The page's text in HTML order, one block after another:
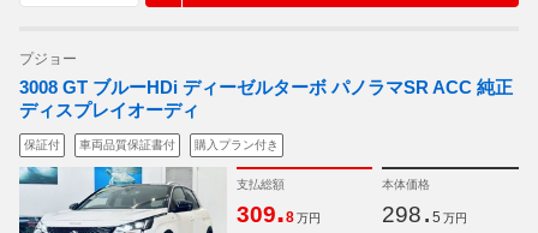
プジョー
3008 GT ブルーHDi ディーゼルターボ パノラマSR ACC 純正
ディスプレイオーディ
保証付 車両品質保証書付 購入プラン付き
支払総額
309.8 万円
本体価格
298. 5 万円